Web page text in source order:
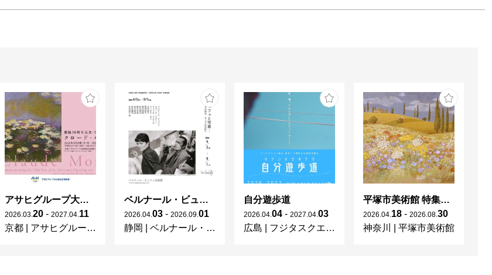
アサヒグループ大山崎山荘美術館 開館30周年記念展「没後100年 クロード・モネ」
2026 03 20 - 2027 04 11
京都
アサヒグループ大山崎山荘美術館
ベルナール・ビュフェと写真 ーカメラがとらえたビュフェとその時代、そして21 世紀へ
2026 04 03 - 2026 09 01
静岡
ベルナール・ビュフェ美術館
自分遊歩道
2026 04 04 - 2027 04 03
広島
フジタスクエアまるくる大野
平塚市美術館 特集展 花の表現、その多様性／特別展示 新収蔵品展
2026 04 18 - 2026 08 30
神奈川
平塚市美術館